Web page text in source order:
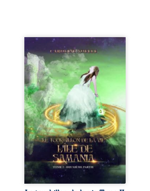
L'île de Samania,une île
paradisique perdue dans les
cieux! Émiliey est envoyée
pour son voyage de noces . La
magie de cette île va lui
prolonger la vie, mais de
quelques jours seulement. cela
laissera-t-il le temps à Tommy
Pereira, de mettre en place le
plan échafaudé par Daniel
pour sauve le jeune femme? à
Pandémonium, la Chasseresse
va faire la conissance de la
femelle Blachne : une ...